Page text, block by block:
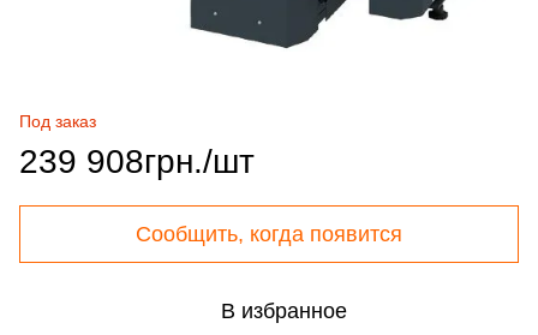
Под заказ
239 908грн./шт
Сообщить, когда появится
В избранное